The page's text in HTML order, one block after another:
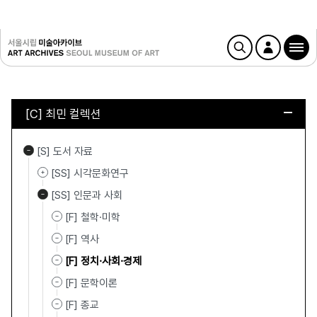
[C] 최민 컬렉션
[S] 도서 자료
[SS] 시각문화연구
[SS] 인문과 사회
[F] 철학·미학
[F] 역사
[F] 정치·사회·경제
[F] 문학이론
[F] 종교